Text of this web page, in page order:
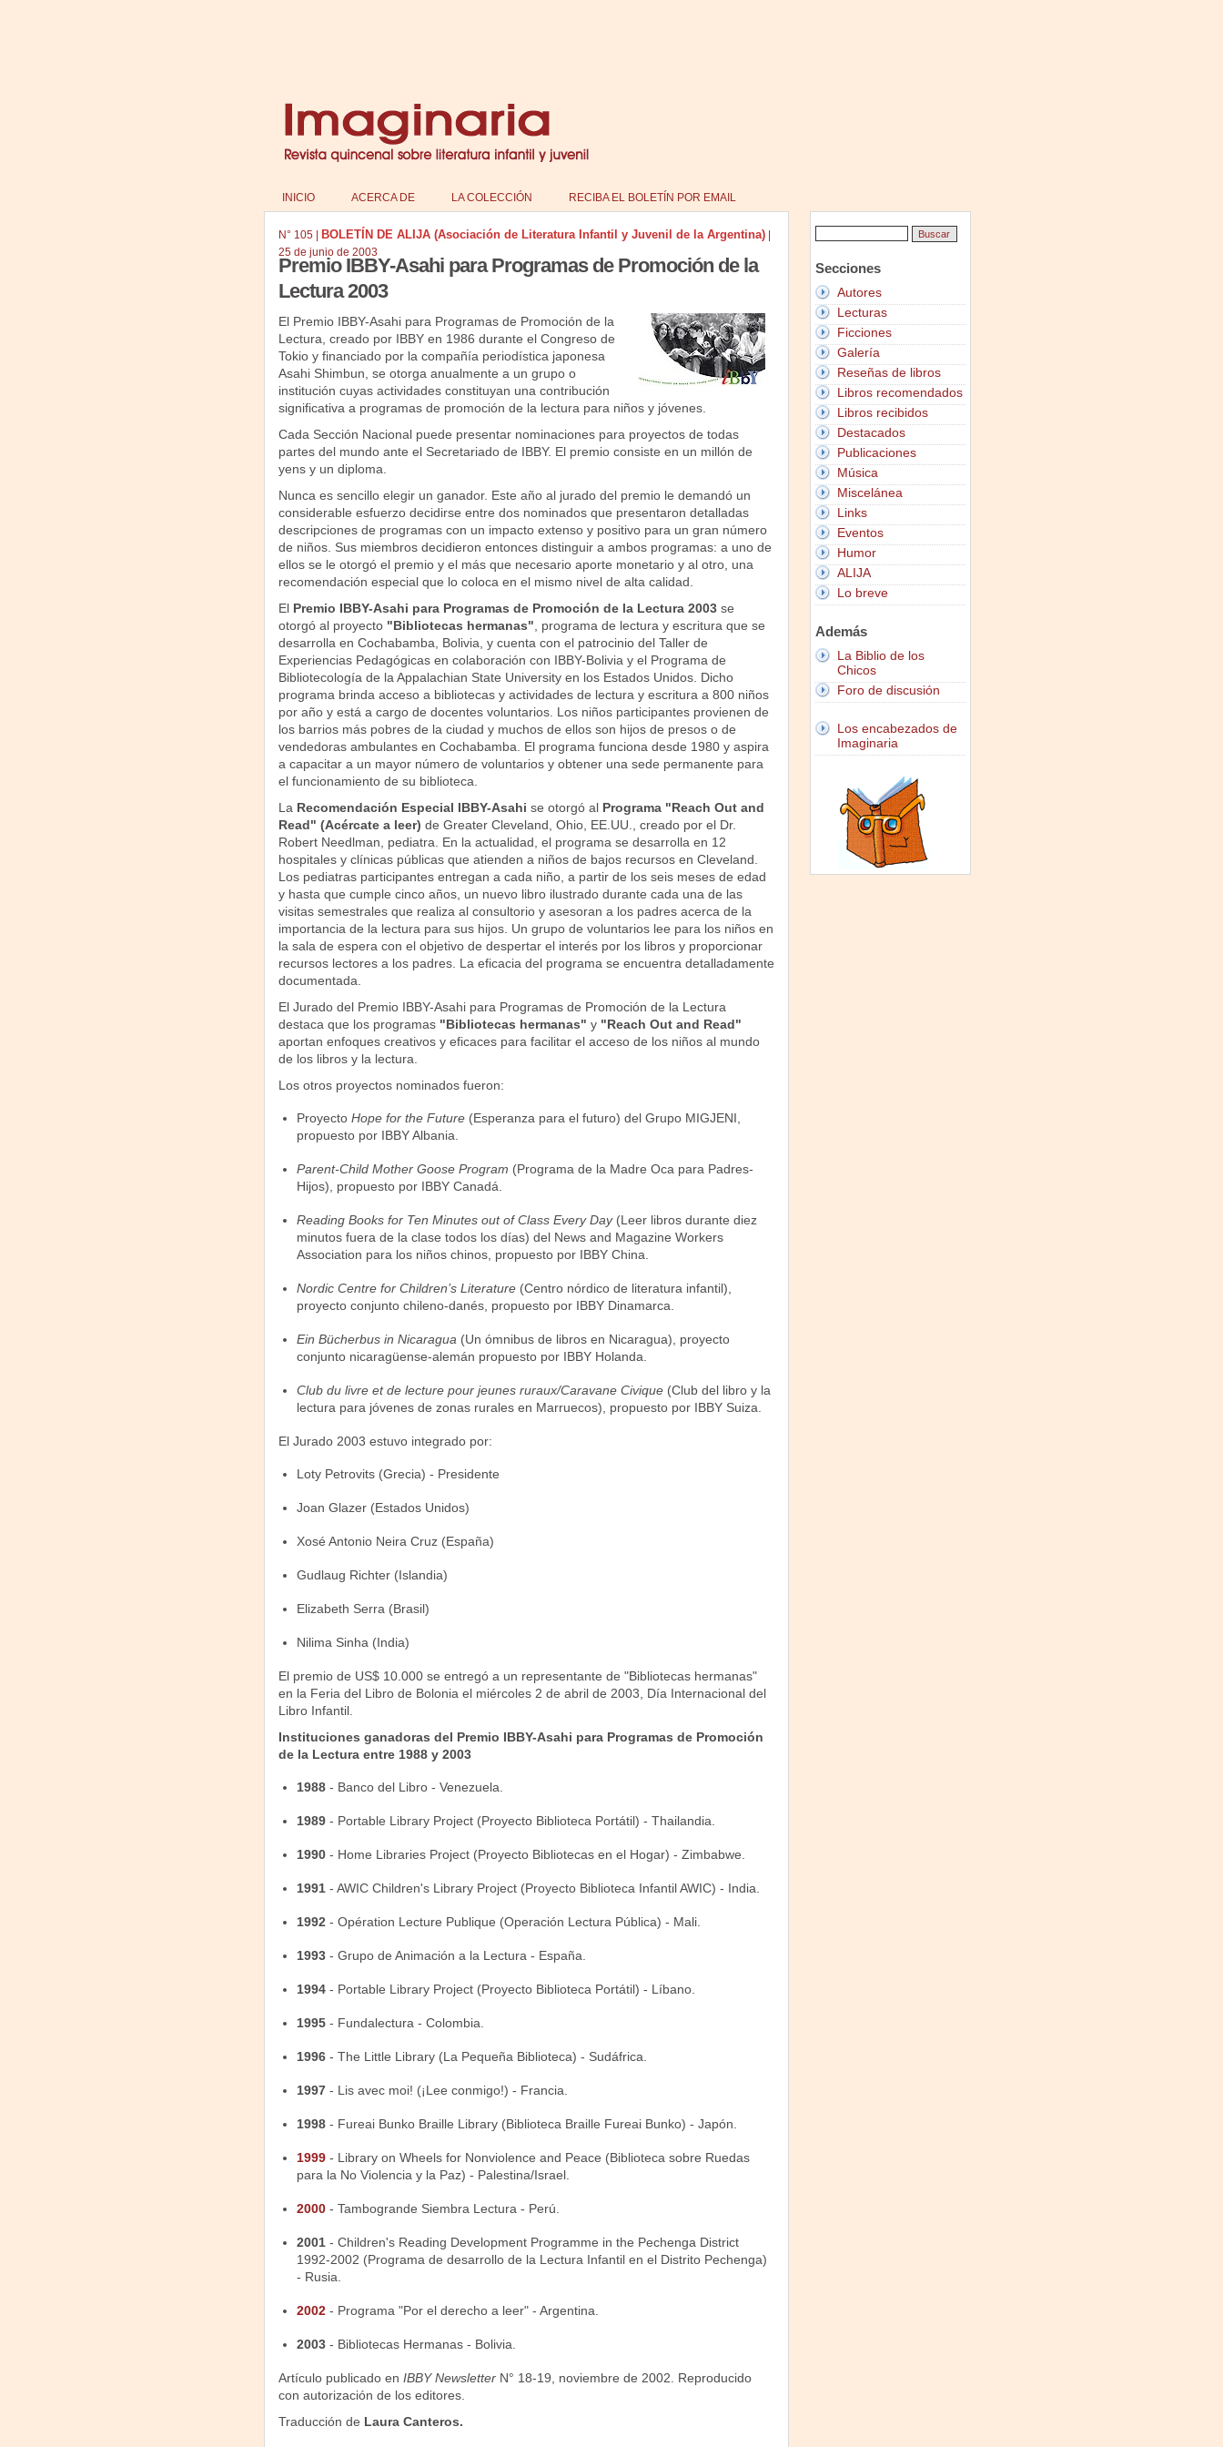
INICIO ACERCA DE LA COLECCIÓN RECIBA EL BOLETÍN POR EMAIL
N° 105| BOLETÍN DE ALIJA (Asociación de Literatura Infantil y Juvenil de la Argentina)
25 de junio de 2003
Premio IBBY-Asahi para Programas de Promoción de la
Lectura 2003
El Premio IBBY-Asahi para Programas de Promoción de la
Lectura, creado por IBBY en 1986 durante el Congreso de
Tokio y financiado por la compañía periodística japonesa
Asahi Shimbun, se otorga anualmente a un grupo o
institución cuyas actividades constituyan una contribución
significativa a programas de promoción de la lectura para niños y jóvenes.
Cada Sección Nacional puede presentar nominaciones para proyectos de todas
partes del mundo ante el Secretariado de IBBY. El premio consiste en un millón de
yens y un diploma.
Nunca es sencillo elegir un ganador. Este año al jurado del premio le demandó un
considerable esfuerzo decidirse entre dos nominados que presentaron detalladas
descripciones de programas con un impacto extenso y positivo para un gran número
de niños. Sus miembros decidieron entonces distinguir a ambos programas: a uno de
ellos se le otorgó el premio y el más que necesario aporte monetario y al otro, una
recomendación especial que lo coloca en el mismo nivel de alta calidad.
El Premio IBBY-Asahi para Programas de Promoción de la Lectura 2003se
otorgó al proyecto "Bibliotecas hermanas" , programa de lectura y escritura que se
desarrolla en Cochabamba, Bolivia, y cuenta con el patrocinio del Taller de
Experiencias Pedagógicas en colaboración con IBBY-Bolivia y el Programa de
Bibliotecología de la Appalachian State University en los Estados Unidos. Dicho
programa brinda acceso a bibliotecas y actividades de lectura y escritura a 800 niños
por año y está a cargo de docentes voluntarios. Los niños participantes provienen de
los barrios más pobres de la ciudad y muchos de ellos son hijos de presos o de
vendedoras ambulantes en Cochabamba. El programa funciona desde 1980 y aspira
a capacitar a un mayor número de voluntarios y obtener una sede permanente para
el funcionamiento de su biblioteca.
La Recomendación Especial IBBY-Asahi se otorgó al Programa "Reach Out and
Read" (Acércate a leer) de Greater Cleveland, Ohio, EE.UU., creado por el Dr.
Robert Needlman, pediatra. En la actualidad, el programa se desarrolla en 12
hospitales y clínicas públicas que atienden a niños de bajos recursos en Cleveland.
Los pediatras participantes entregan a cada niño, a partir de los seis meses de edad
y hasta que cumple cinco años, un nuevo libro ilustrado durante cada una de las
visitas semestrales que realiza al consultorio y asesoran a los padres acerca de la
importancia de la lectura para sus hijos. Un grupo de voluntarios lee para los niños en
la sala de espera con el objetivo de despertar el interés por los libros y proporcionar
recursos lectores a los padres. La eficacia del programa se encuentra detalladamente
documentada.
El Jurado del Premio IBBY-Asahi para Programas de Promoción de la Lectura
destaca que los programas "Bibliotecas hermanas" y "Reach Out and Read"
aportan enfoques creativos y eficaces para facilitar el acceso de los niños al mundo
de los libros y la lectura.
Los otros proyectos nominados fueron:
Proyecto Hope for the Future(Esperanza para el futuro) del Grupo MIGJENI,
propuesto por IBBY Albania.
Parent-Child Mother Goose Program (Programa de la Madre Oca para Padres-
Hijos), propuesto por IBBY Canadá.
Reading Books for Ten Minutes out of Class Every Day(Leer libros durante diez
minutos fuera de la clase todos los días) del News and Magazine Workers
Association para los niños chinos, propuesto por IBBY China.
Nordic Centre for Children’s Literature (Centro nórdico de literatura infantil),
proyecto conjunto chileno-danés, propuesto por IBBY Dinamarca.
Ein Bücherbus in Nicaragua (Un ómnibus de libros en Nicaragua), proyecto
conjunto nicaragüense-alemán propuesto por IBBY Holanda.
Club du livre et de lecture pour jeunes ruraux/Caravane Civique (Club del libro y la
lectura para jóvenes de zonas rurales en Marruecos), propuesto por IBBY Suiza.
El Jurado 2003 estuvo integrado por:
Loty Petrovits (Grecia) - Presidente
Joan Glazer (Estados Unidos)
Xosé Antonio Neira Cruz (España)
Gudlaug Richter (Islandia)
Elizabeth Serra (Brasil)
Nilima Sinha (India)
El premio de US$ 10.000 se entregó a un representante de "Bibliotecas hermanas"
en la Feria del Libro de Bolonia el miércoles 2 de abril de 2003, Día Internacional del
Libro Infantil.
Instituciones ganadoras del Premio IBBY-Asahi para Programas de Promoción
de la Lectura entre 1988 y 2003
1988 - Banco del Libro - Venezuela.
1989- Portable Library Project (Proyecto Biblioteca Portátil) - Thailandia.
1990- Home Libraries Project (Proyecto Bibliotecas en el Hogar) - Zimbabwe.
1991- AWIC Children's Library Project (Proyecto Biblioteca Infantil AWIC) - India.
1992 - Opération Lecture Publique (Operación Lectura Pública) - Mali.
1993- Grupo de Animación a la Lectura - España.
1994- Portable Library Project (Proyecto Biblioteca Portátil) - Líbano.
1995- Fundalectura - Colombia.
1996- The Little Library (La Pequeña Biblioteca) - Sudáfrica.
1997- Lis avec moi! (¡Lee conmigo!) - Francia.
1998- Fureai Bunko Braille Library (Biblioteca Braille Fureai Bunko) - Japón.
1999- Library on Wheels for Nonviolence and Peace (Biblioteca sobre Ruedas
para la No Violencia y la Paz) - Palestina/Israel.
2000- Tambogrande Siembra Lectura - Perú.
2001- Children's Reading Development Programme in the Pechenga District
1992-2002 (Programa de desarrollo de la Lectura Infantil en el Distrito Pechenga)
- Rusia.
2002- Programa "Por el derecho a leer" - Argentina.
2003- Bibliotecas Hermanas - Bolivia.
Artículo publicado en IBBY Newsletter N° 18-19, noviembre de 2002. Reproducido
con autorización de los editores.
Traducción de Laura Canteros.
Secciones
Autores
Lecturas
Ficciones
Galería
Reseñas de libros
Libros recomendados
Libros recibidos
Destacados
Publicaciones
Música
Miscelánea
Links
Eventos
Humor
ALIJA
Lo breve
Además
La Biblio de los
Chicos
Foro de discusión
Los encabezados de
Imaginaria